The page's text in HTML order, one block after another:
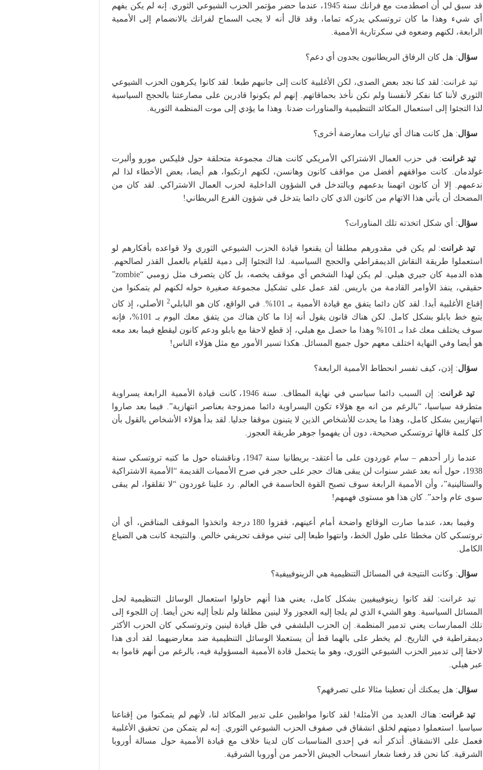
قد سبق لي أن اصطدمت مع فرانك سنة 1945، عندما حضر مؤتمر الحزب الشيوعي الثوري. إنه لم يكن يفهم
أي شيء وهذا ما كان تروتسكي يدركه تماما، وقد قال أنه لا يجب السماح لفرانك بالانضمام إلى الأممية
الرابعة، لكنهم وضعوه في سكرتارية الأممية.
سؤال: هل كان الرفاق البريطانيون يجدون أي دعم؟
تيد غرانت: لقد كنا نجد بعض الصدى، لكن الأغلبية كانت إلى جانبهم طبعا. لقد كانوا يكرهون الحزب الشيوعي
الثوري لأننا كنا نفكر لأنفسنا ولم نكن نأخذ بحماقاتهم. إنهم لم يكونوا قادرين على مصارعتنا بالحجج السياسية
لذا التجئوا إلى استعمال المكائد التنظيمية والمناورات ضدنا. وهذا ما يؤدي إلى موت المنظمة الثورية.
سؤال: هل كانت هناك أي تيارات معارضة أخرى؟
تيد غرانت: في حزب العمال الاشتراكي الأمريكي كانت هناك مجموعة متحلقة حول فليكس مورو وألبرت
غولدمان. كانت مواقفهم أفضل من مواقف كانون وهانسن، لكنهم ارتكبوا، هم أيضا، بعض الأخطاء لذا لم
ندعمهم. إلا أن كانون اتهمنا بدعمهم وبالتدخل في الشؤون الداخلية لحزب العمال الاشتراكي. لقد كان من
المضحك أن يأتي هذا الاتهام من كانون الذي كان دائما يتدخل في شؤون الفرع البريطاني!
سؤال: أي شكل اتخذته تلك المناورات؟
تيد غرانت: لم يكن في مقدورهم مطلقا أن يقنعوا قيادة الحزب الشيوعي الثوري ولا قواعده بأفكارهم لو
استعملوا طريقة النقاش الديمقراطي والحجج السياسية. لذا التجئوا إلى دمية للقيام بالعمل القذر لصالحهم.
هذه الدمية كان جيري هيلي. لم يكن لهذا الشخص أي موقف يخصه، بل كان يتصرف مثل زومبي “zombie”
حقيقي، ينفذ الأوامر القادمة من باريس. لقد عمل على تشكيل مجموعة صغيرة حوله لكنهم لم يتمكنوا من
إقناع الأغلبية أبدا. لقد كان دائما يتفق مع قيادة الأممية بـ 101%. في الواقع، كان هو البابلي
2الأصلي، إذ كان
يتبع خط بابلو بشكل كامل. لكن هناك قانون يقول أنه إذا ما كان هناك من يتفق معك اليوم بـ 101%، فإنه
سوف يختلف معك غدا بـ 101% وهذا ما حصل مع هيلي، إذ قطع لاحقا مع بابلو ودعم كانون ليقطع فيما بعد معه
هو أيضا وفي النهاية اختلف معهم حول جميع المسائل. هكذا تسير الأمور مع مثل هؤلاء الناس!
سؤال: إذن، كيف تفسر انحطاط الأممية الرابعة؟
تيد غرانت
: إن السبب دائما سياسي في نهاية المطاف. سنة 1946، كانت قيادة الأممية الرابعة يسراوية
متطرفة سياسيا، “بالرغم من انه مع هؤلاء تكون اليسراوية دائما ممزوجة بعناصر انتهازية”. فيما بعد صاروا
انتهازيين بشكل كامل، وهذا ما يحدث للأشخاص الذين لا يتبنون موقفا جدليا. لقد بدأ هؤلاء الأشخاص بالقول بأن
كل كلمة قالها تروتسكي صحيحة، دون أن يفهموا جوهر طريقة العجوز.
عندما زار أحدهم – سام غوردون على ما أعتقد- بريطانيا سنة 1947، وناقشناه حول ما كتبه تروتسكي سنة
1938، حول أنه بعد عشر سنوات لن يبقى هناك حجر على حجر في صرح الأمميات القديمة “الأممية الاشتراكية
والستالينية”، وأن الأممية الرابعة سوف تصبح القوة الحاسمة في العالم. رد علينا غوردون “لا تقلقوا، لم يبقى
سوى عام واحد”. كان هذا هو مستوى فهمهم!
وفيما بعد، عندما صارت الوقائع واضحة أمام أعينهم، قفزوا 180 درجة واتخذوا الموقف المناقض، أي أن
تروتسكي كان مخطئا على طول الخط، وانتهوا طبعا إلى تبني موقف تحريفي خالص. والنتيجة كانت هي الضياع
الكامل.
سؤال: وكانت النتيجة في المسائل التنظيمية هي الزينوفييفية؟
تيد غرانت: لقد كانوا زينوفييفيين بشكل كامل، يعني هذا أنهم حاولوا استعمال الوسائل التنظيمية لحل
المسائل السياسية. وهو الشيء الذي لم يلجا إليه العجوز ولا لينين مطلقا ولم نلجأ إليه نحن أيضا. إن اللجوء إلى
تلك الممارسات يعني تدمير المنظمة. إن الحزب البلشفي في ظل قيادة لينين وتروتسكي كان الحزب الأكثر
ديمقراطية في التاريخ. لم يخطر على بالهما قط أن يستعملا الوسائل التنظيمية ضد معارضيهما. لقد أدى هذا
لاحقا إلى تدمير الحزب الشيوعي الثوري، وهو ما يتحمل قادة الأممية المسؤولية فيه، بالرغم من أنهم قاموا به
عبر هيلي.
سؤال: هل يمكنك أن تعطينا مثالا على تصرفهم؟
تيد غرانت: هناك العديد من الأمثلة! لقد كانوا مواظبين على تدبير المكائد لنا، لأنهم لم يتمكنوا من إقناعنا
سياسيا. استعملوا دميتهم لخلق انشقاق في صفوف الحزب الشيوعي الثوري. إنه لم يتمكن من تحقيق الأغلبية
فعمل على الانشقاق. أتذكر أنه في إحدى المناسبات كان لدينا خلاف مع قيادة الأممية حول مسالة أوروبا
الشرقية. كنا نحن قد رفعنا شعار انسحاب الجيش الأحمر من أوروبا الشرقية.